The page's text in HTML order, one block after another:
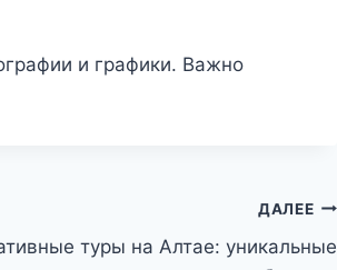
и графики. Важно
ДАЛЕЕ
туры на Алтае: уникальные